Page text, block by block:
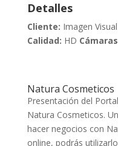
Detalles
Cliente: Imagen Visual
Calidad: HD
Natura Cosmeticos
Presentación del
Natura Cosmeticos.
hacer negocios con
online, podrás